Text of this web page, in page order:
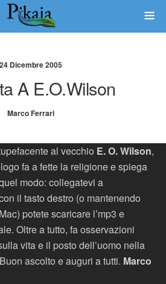
24 Dicembre 2005
A E.O.Wilson
Marco Ferrari
al vecchio E. O. Wilson,
fa a fette la religione e spiega
modo: collegatevi a
il tasto destro (o mantenendo
potete scaricare l’mp3 e
Oltre a tutto, fa osservazioni
vita e il posto dell’uomo nella
ascolto e auguri a tutti. Marco